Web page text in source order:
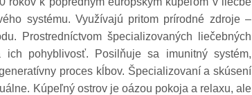
systému. Využívajú pritom prírodné zdroje –
Prostredníctvom špecializovaných liečebných
pohyblivosť. Posilňuje sa imunitný systém,
proces kĺbov. Špecializovaní a skúsení
Kúpeľný ostrov je oázou pokoja a relaxu, ale